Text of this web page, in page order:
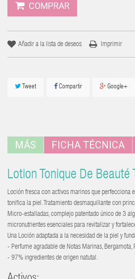
COMPRAR
Añadir a la lista de deseos Imprimir
Tweet Compartir Google+
MÁS FICHA TÉCNICA
Lotion Tonique De Beauté
Loción fresca con activos marinos que perfecciona
tonifica la piel. Tratamiento desmaquillante con
Micro-estalladas, complejo patentado único de 3
micronutrientes esenciales para revitalizar y
Una Loción adaptada a la necesidad de la piel y
- Perfume agradable de Notas Marinas, Bergamota,
- 97% ingredientes de origen natutal.